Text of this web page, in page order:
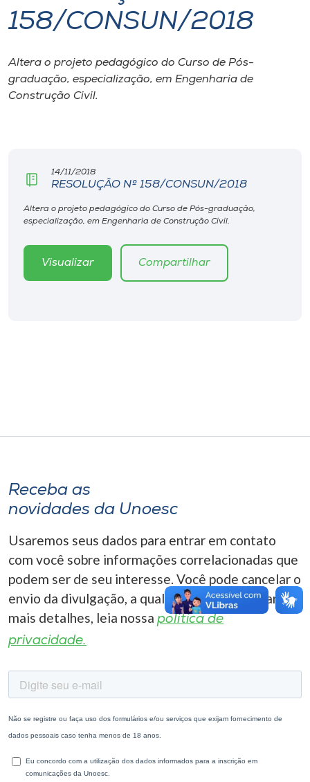
I.nova
Diplomados
Rádio
A+
158/CONSUN/2018
Altera o projeto pedagógico do Curso de Pós-
graduação, especialização, em Engenharia de
Construção Civil.
14/11/2018
RESOLUÇÃO Nº 158/CONSUN/2018
Altera o projeto pedagógico do Curso de Pós-graduação,
especialização, em Engenharia de Construção Civil.
Visualizar Compartilhar
Receba as
novidades da Unoesc
Usaremos seus dados para entrar em contato
com você sobre informações correlacionadas que
podem ser de seu interesse. Você pode cancelar o
envio da divulgação, a qualquer momento. Para
mais detalhes, leia nossa política de
privacidade.